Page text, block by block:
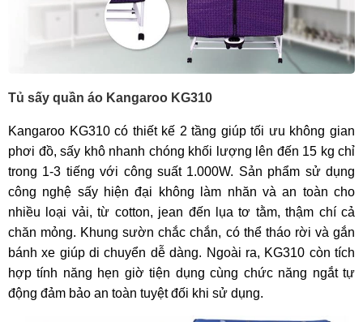
Tủ sấy quần áo Kangaroo KG310
Kangaroo KG310 có thiết kế 2 tầng giúp tối ưu không gian
phơi đồ, sấy khô nhanh chóng khối lượng lên đến 15 kg chỉ
trong 1-3 tiếng với công suất 1.000W. Sản phẩm sử dụng
công nghệ sấy hiện đại không làm nhăn và an toàn cho
nhiều loại vải, từ cotton, jean đến lụa tơ tằm, thậm chí cả
chăn mỏng. Khung sườn chắc chắn, có thể tháo rời và gắn
bánh xe giúp di chuyển dễ dàng. Ngoài ra, KG310 còn tích
hợp tính năng hẹn giờ tiện dụng cùng chức năng ngắt tự
động đảm bảo an toàn tuyệt đối khi sử dụng.